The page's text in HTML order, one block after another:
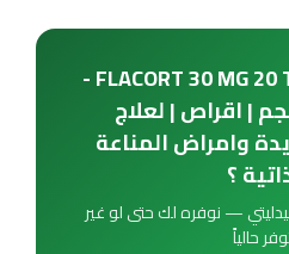
هل تريد طلب FLACORT 30 MG 20 TAB -
30 مجم | اقراص | لعلاج
وامراض المناعة
؟
— نوفره لك حتى لو غير
حالياً